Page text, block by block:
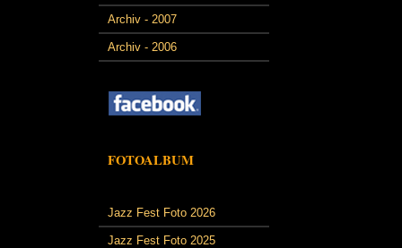
Archiv - 2007
Archiv - 2006
FOTOALBUM
Jazz Fest Foto 2026
Jazz Fest Foto 2025